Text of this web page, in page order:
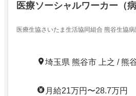
医療ソーシャルワーカー（病
医療生協さいたま生活協同組合 熊谷生協
埼玉県 熊谷市 上之 / 熊
月給21万円〜28.7万円